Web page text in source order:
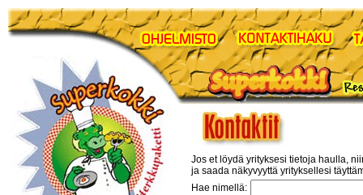
Jos et löydä yrityksesi tietoja haulla,
ja saada näkyvyyttä yrityksellesi
Hae nimellä: